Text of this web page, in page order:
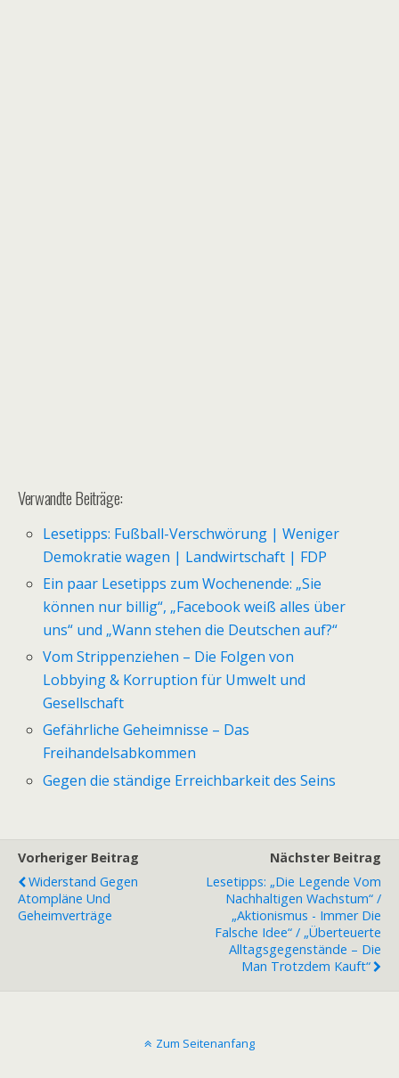
Verwandte Beiträge:
Lesetipps: Fußball-Verschwörung | Weniger
Demokratie wagen | Landwirtschaft | FDP
Ein paar Lesetipps zum Wochenende: „Sie
können nur billig“, „Facebook weiß alles über
uns“ und „Wann stehen die Deutschen auf?“
Vom Strippenziehen – Die Folgen von
Lobbying & Korruption für Umwelt und
Gesellschaft
Gefährliche Geheimnisse – Das
Freihandelsabkommen
Gegen die ständige Erreichbarkeit des Seins
Vorheriger Beitrag
Widerstand Gegen
Atompläne Und
Geheimverträge
Nächster Beitrag
Lesetipps: „Die Legende Vom
Nachhaltigen Wachstum“ /
„Aktionismus - Immer Die
Falsche Idee“ / „Überteuerte
Alltagsgegenstände – Die
Man Trotzdem Kauft“
Zum Seitenanfang